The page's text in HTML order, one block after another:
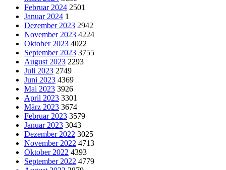
Februar 2024 2501
Januar 2024 1
Dezember 2023 2942
November 2023 4224
Oktober 2023 4022
September 2023 3755
August 2023 2293
Juli 2023 2749
Juni 2023 4369
Mai 2023 3926
April 2023 3301
März 2023 3674
Februar 2023 3579
Januar 2023 3043
Dezember 2022 3025
November 2022 4713
Oktober 2022 4393
September 2022 4779